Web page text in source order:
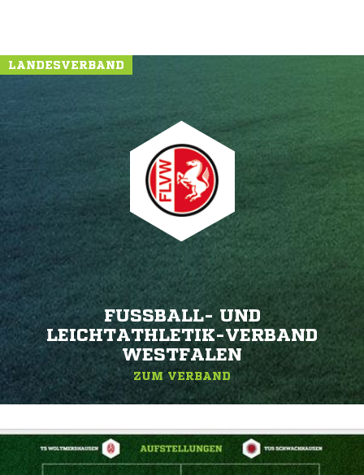
LANDESVERBAND
FUSSBALL- UND L
EICHTATHLETIK-VERBAND W
ESTFALEN
ZUM VERBAND